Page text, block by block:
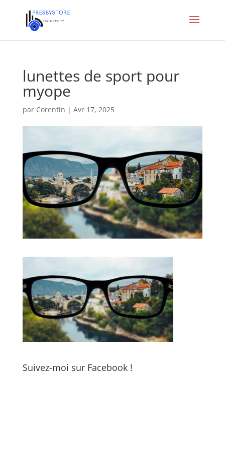
lunettes de sport pour
myope
par Corentin | Avr 17, 2025
Suivez-moi sur Facebook !